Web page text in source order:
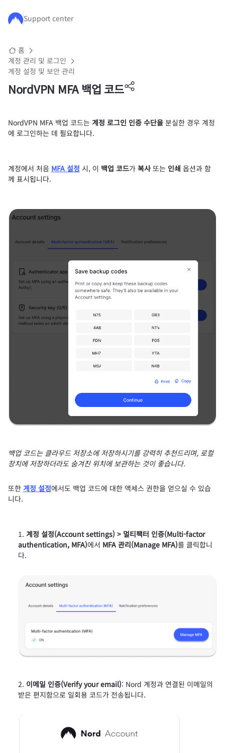
주요 콘텐츠로 건너뛰기
Support center
홈
계정 관리 및 로그인
계정 설정 및 보안 관리
NordVPN MFA 백업 코드
NordVPN MFA 백업 코드는 계정 로그인 인증 수단을 분실한 경우 계정
에 로그인하는 데 필요합니다.
계정에서 처음 MFA 설정 시, 이 백업 코드가 복사 또는 인쇄 옵션과 함
께 표시됩니다.
백업 코드는 클라우드 저장소에 저장하시기를 강력히 추천드리며, 로컬
장치에 저장하더라도 숨겨진 위치에 보관하는 것이 좋습니다.
또한 계정 설정에서도 백업 코드에 대한 액세스 권한을 얻으실 수 있습
니다.
계정 설정(Account settings) > 멀티팩터 인증(Multi-factor
authentication, MFA)에서 MFA 관리(Manage MFA)를 클릭합니
다.
이메일 인증(Verify your email): Nord 계정과 연결된 이메일의
받은 편지함으로 일회용 코드가 전송됩니다.